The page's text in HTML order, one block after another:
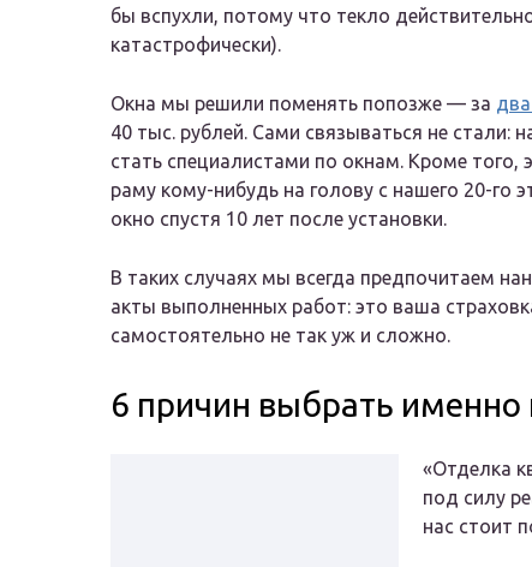
бы вспухли, потому что текло
катастрофически).
Окна мы решили поменять попозже — за
40 тыс. рублей. Сами связываться не
стать специалистами по окнам. Кроме того,
раму кому-нибудь на голову с нашего 20-го
окно спустя 10 лет после установки.
В таких случаях мы всегда предпочитаем
акты выполненных работ: это ваша
самостоятельно не так уж и сложно.
6 причин выбрать именно
«Отделка
под силу
нас стоит